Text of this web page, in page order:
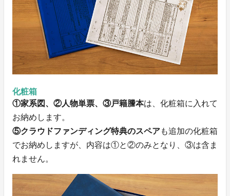
化粧箱
①家系図、②人物単票、③戸籍謄本は、化粧箱に入れて
お納めします。
⑤クラウドファンディング特典のスペアも追加の化粧箱
でお納めしますが、内容は①と②のみとなり、③は含ま
れません。